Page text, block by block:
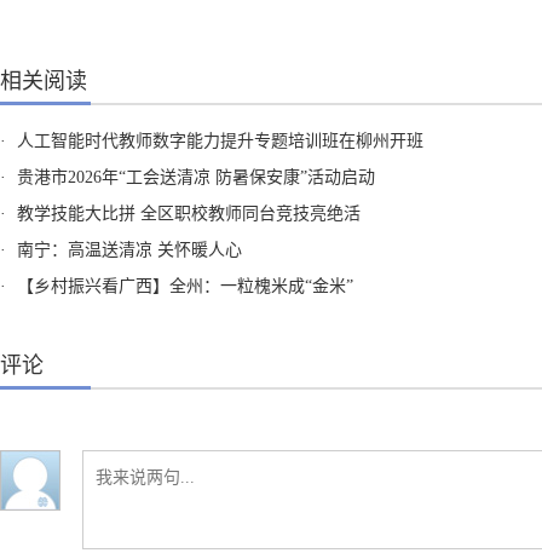
相关阅读
·
人工智能时代教师数字能力提升专题培训班在柳州开班
·
贵港市2026年“工会送清凉 防暑保安康”活动启动
·
教学技能大比拼 全区职校教师同台竞技亮绝活
·
南宁：高温送清凉 关怀暖人心
·
【乡村振兴看广西】全州：一粒槐米成“金米”
评论